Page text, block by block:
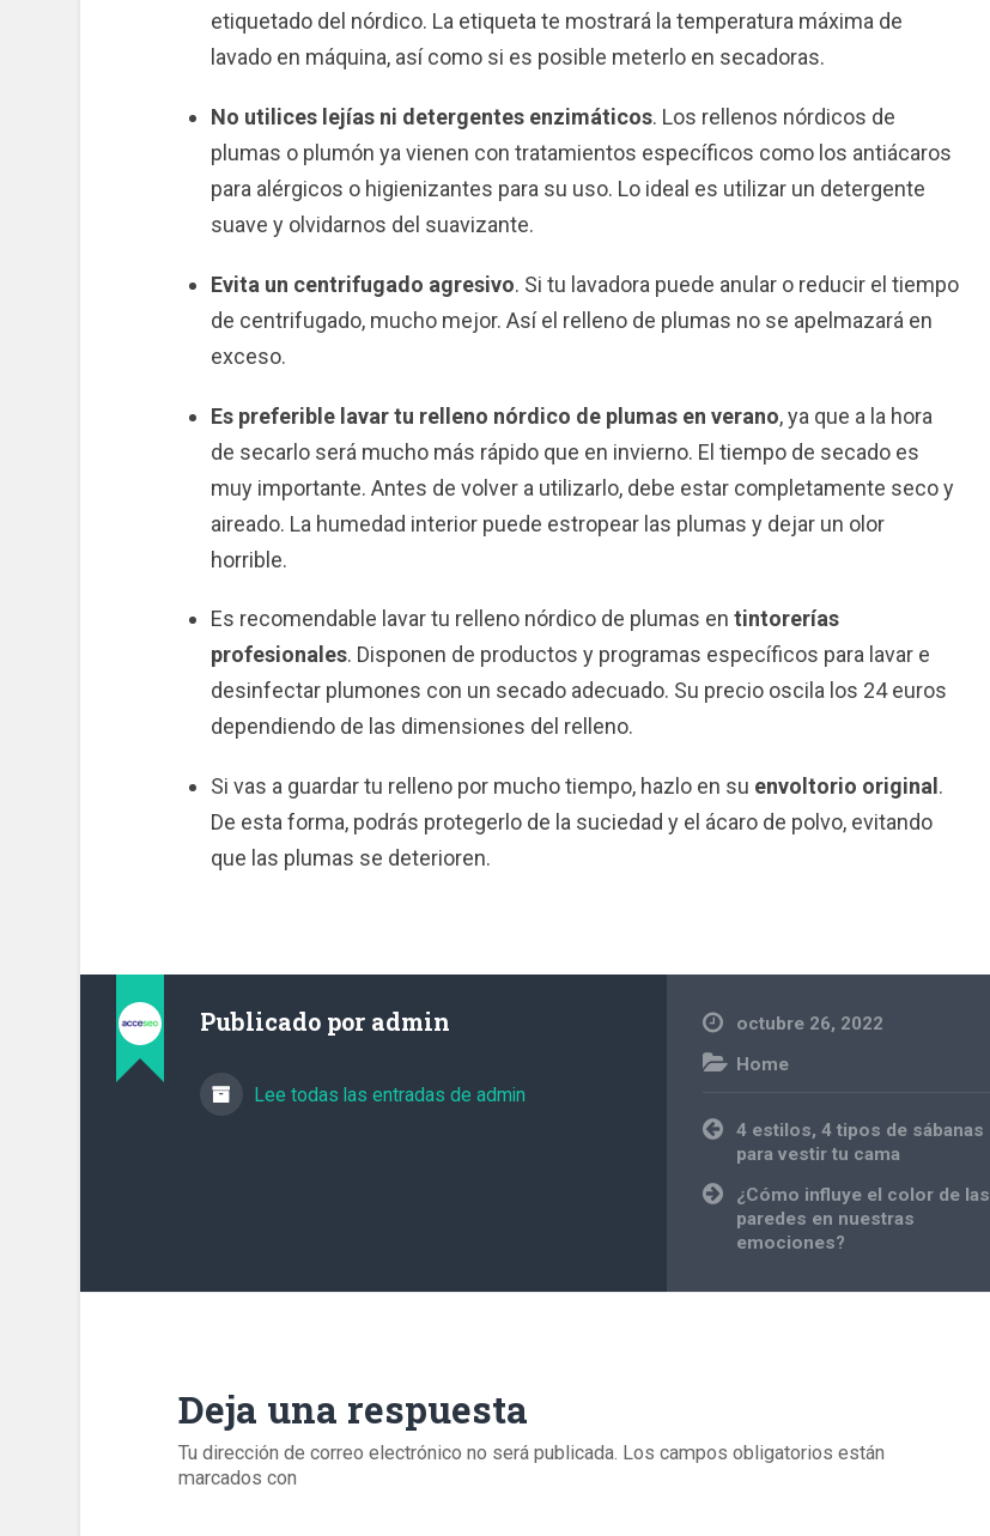
etiquetado del nórdico. La etiqueta te mostrará la temperatura máxima de
lavado en máquina, así como si es posible meterlo en secadoras.
No utilices lejías ni detergentes enzimáticos. Los rellenos nórdicos de
plumas o plumón ya vienen con tratamientos específicos como los antiácaros
para alérgicos o higienizantes para su uso. Lo ideal es utilizar un detergente
suave y olvidarnos del suavizante.
Evita un centrifugado agresivo. Si tu lavadora puede anular o reducir el tiempo
de centrifugado, mucho mejor. Así el relleno de plumas no se apelmazará en
exceso.
Es preferible lavar tu relleno nórdico de plumas en verano, ya que a la hora
de secarlo será mucho más rápido que en invierno. El tiempo de secado es
muy importante. Antes de volver a utilizarlo, debe estar completamente seco y
aireado. La humedad interior puede estropear las plumas y dejar un olor
horrible.
Es recomendable lavar tu relleno nórdico de plumas en tintorerías
profesionales. Disponen de productos y programas específicos para lavar e
desinfectar plumones con un secado adecuado. Su precio oscila los 24 euros
dependiendo de las dimensiones del relleno.
Si vas a guardar tu relleno por mucho tiempo, hazlo en su envoltorio original .
De esta forma, podrás protegerlo de la suciedad y el ácaro de polvo, evitando
que las plumas se deterioren.
Publicado por admin
Lee todas las entradas de admin
octubre 26, 2022
Home
Navegación
de
entradas
4 estilos, 4 tipos de sábanas
para vestir tu cama
¿Cómo influye el color de las
paredes en nuestras
emociones?
Deja una respuesta
Tu dirección de correo electrónico no será publicada. Los campos obligatorios están
marcados con